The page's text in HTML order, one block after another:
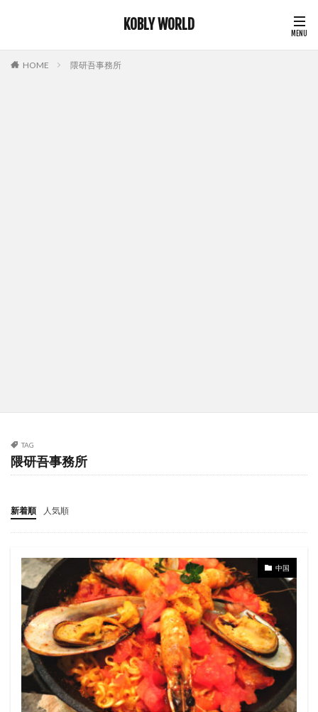
KOBLY WORLD
HOME 隈研吾事務所
TAG
隈研吾事務所
新着順 人気順
中国